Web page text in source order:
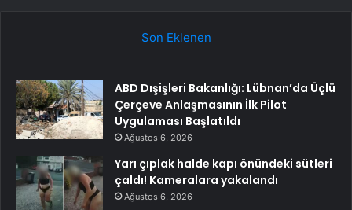
Son Eklenen
ABD Dışişleri Bakanlığı: Lübnan’da Üçlü
Çerçeve Anlaşmasının İlk Pilot
Uygulaması Başlatıldı
Ağustos 6, 2026
Yarı çıplak halde kapı önündeki sütleri
çaldı! Kameralara yakalandı
Ağustos 6, 2026